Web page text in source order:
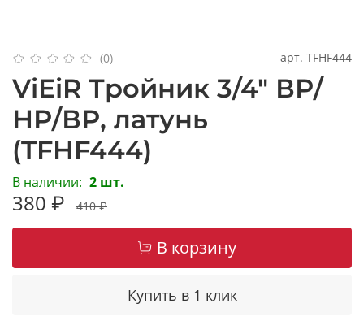
(0) арт. TFHF444
ViEiR Тройник 3/4" ВР/
НР/ВР, латунь
(TFHF444)
В наличии: 2 шт.
380 ₽ 410 ₽
В корзину
Купить в 1 клик